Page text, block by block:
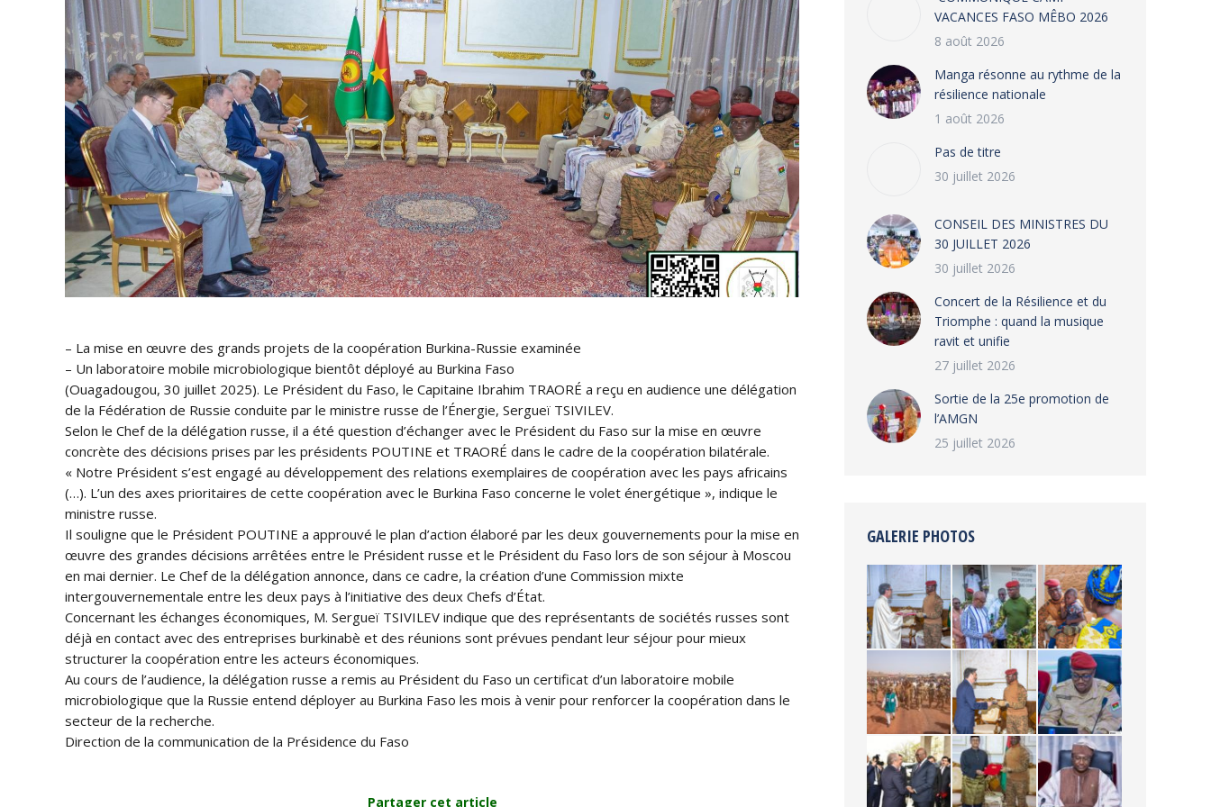
– La mise en œuvre des grands projets de la coopération Burkina-Russie examinée
– Un laboratoire mobile microbiologique bientôt déployé au Burkina Faso
(Ouagadougou, 30 juillet 2025). Le Président du Faso, le Capitaine Ibrahim TRAORÉ a reçu en audience une délégation
de la Fédération de Russie conduite par le ministre russe de l’Énergie, Sergueï TSIVILEV.
Selon le Chef de la délégation russe, il a été question d’échanger avec le Président du Faso sur la mise en œuvre
concrète des décisions prises par les présidents POUTINE et TRAORÉ dans le cadre de la coopération bilatérale.
« Notre Président s’est engagé au développement des relations exemplaires de coopération avec les pays africains
(…). L’un des axes prioritaires de cette coopération avec le Burkina Faso concerne le volet énergétique », indique le
ministre russe.
Il souligne que le Président POUTINE a approuvé le plan d’action élaboré par les deux gouvernements pour la mise en
œuvre des grandes décisions arrêtées entre le Président russe et le Président du Faso lors de son séjour à Moscou
en mai dernier. Le Chef de la délégation annonce, dans ce cadre, la création d’une Commission mixte
intergouvernementale entre les deux pays à l’initiative des deux Chefs d’État.
Concernant les échanges économiques, M. Sergueï TSIVILEV indique que des représentants de sociétés russes sont
déjà en contact avec des entreprises burkinabè et des réunions sont prévues pendant leur séjour pour mieux
structurer la coopération entre les acteurs économiques.
Au cours de l’audience, la délégation russe a remis au Président du Faso un certificat d’un laboratoire mobile
microbiologique que la Russie entend déployer au Burkina Faso les mois à venir pour renforcer la coopération dans le
secteur de la recherche.
Direction de la communication de la Présidence du Faso
Partager cet article
VACANCES FASO MÊBO 2026
8 août 2026
Manga résonne au rythme de la
résilience nationale
1 août 2026
Pas de titre
30 juillet 2026
CONSEIL DES MINISTRES DU
30 JUILLET 2026
30 juillet 2026
‎​Concert de la Résilience et du
Triomphe : quand la musique
ravit et unifie
27 juillet 2026
‎Sortie de la 25e promotion de
l’AMGN
25 juillet 2026
GALERIE PHOTOS